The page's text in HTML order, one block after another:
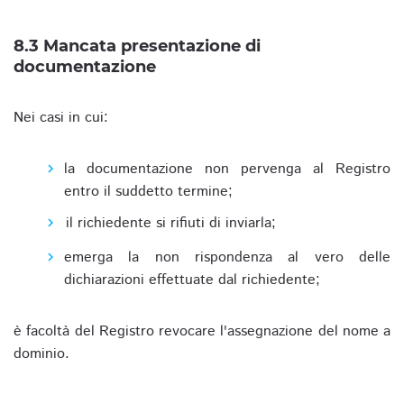
8.3 Mancata presentazione di
documentazione
Nei casi in cui:
la documentazione non pervenga al Registro
entro il suddetto termine;
il richiedente si rifiuti di inviarla;
emerga la non rispondenza al vero delle
dichiarazioni effettuate dal richiedente;
è facoltà del Registro revocare l'assegnazione del nome a
dominio.